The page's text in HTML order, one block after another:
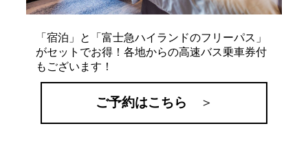
「宿泊」と「富士急ハイランドのフリーパス」
がセットでお得！各地からの高速バス乗車券付
もございます！
ご予約はこちら ＞